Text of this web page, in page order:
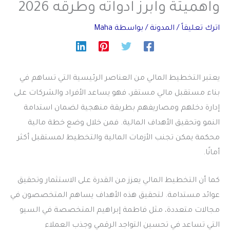
واهميتة وابرز ادواته وطرقه 2026
اترك تعليقاً / المدونة / بواسطة Maha
يعتبر التخطيط المالي من العناصر الرئيسية التي تساهم في
بناء مستقبل مالي مستقر، فهو يساعد الأفراد والشركات على
إدارة دخلهم ومصاريفهم بطريقة منهجية لضمان استدامة
النمو وتحقيق الأهداف المالية. فمن خلال وضع خطة مالية
محكمة يمكن تجنب الأزمات المالية والتخطيط لمستقبل أكثر
أمانًا.
كما أن التخطيط المالي يعزز من القدرة على الاستثمار وتحقيق
عوائد مستدامة. لتحقيق هذه الأهداف يساهم المتخصصون في
مجالات متعددة، مثل فاطمة إبراهيم المتخصصة في السيو
التي تساعد في تحسين التواجد الرقمي وجذب العملاء